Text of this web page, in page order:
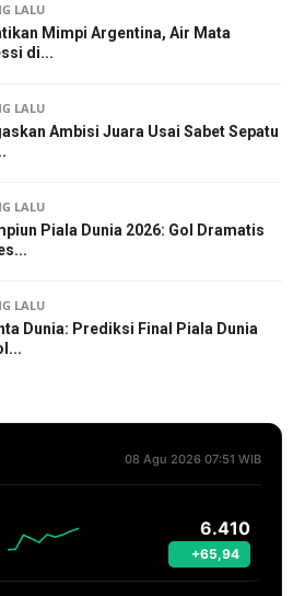
LALU
Mimpi Argentina, Air Mata
di...
LALU
Ambisi Juara Usai Sabet Sepatu
LALU
Piala Dunia 2026: Gol Dramatis
LALU
Dunia: Prediksi Final Piala Dunia
08 Agu 2026 07:51 WIB
6.410
+65,94